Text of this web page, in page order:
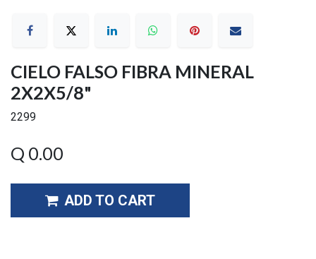
CIELO FALSO FIBRA MINERAL
2X2X5/8"
2299
Q 0.00
ADD TO CART